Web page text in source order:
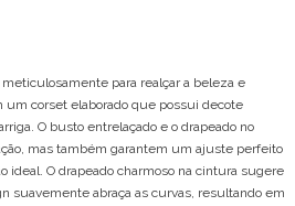
para realçar a beleza e
corset elaborado que possui decote
O busto entrelaçado e o drapeado no
mas também garantem um ajuste perfeito
ideal. O drapeado charmoso na cintura sugere
suavemente abraça as curvas, resultando em